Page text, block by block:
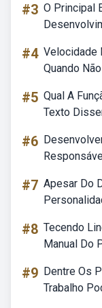
#3 O Principal
#4 Velocidade
Quando
#5 Qual A
Texto
#6
#7 Apesar Do
#8 Tecendo
Manual Do
#9 Dentre Os
Trabalho